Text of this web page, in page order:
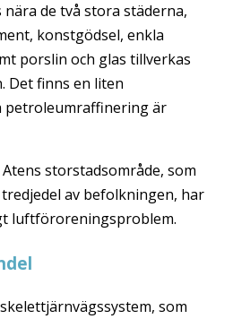
de två stora städerna,
konstgödsel, enkla
porslin och glas tillverkas
Det finns en liten
petroleumraffinering är
storstadsområde, som
av befolkningen, har
luftföroreningsproblem.
som